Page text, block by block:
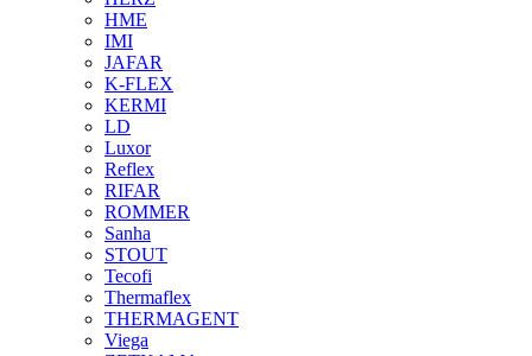
HME
IMI
JAFAR
K-FLEX
KERMI
LD
Luxor
Reflex
RIFAR
ROMMER
Sanha
STOUT
Tecofi
Thermaflex
THERMAGENT
Viega